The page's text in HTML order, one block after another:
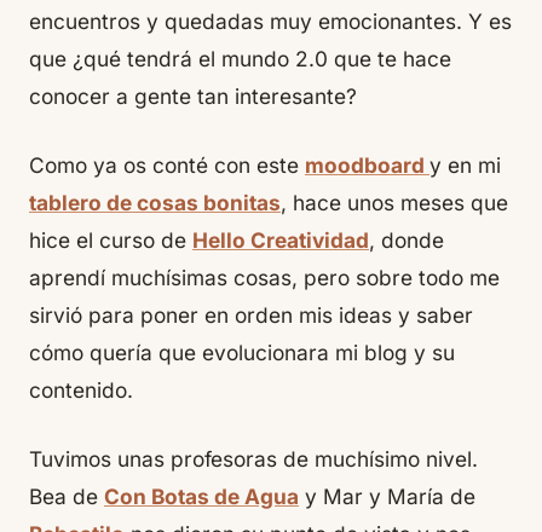
encuentros y quedadas muy emocionantes. Y es
que ¿qué tendrá el mundo 2.0 que te hace
conocer a gente tan interesante?
Como ya os conté con este moodboard y en mi
tablero de cosas bonitas, hace unos meses que
hice el curso de Hello Creatividad, donde
aprendí muchísimas cosas, pero sobre todo me
sirvió para poner en orden mis ideas y saber
cómo quería que evolucionara mi blog y su
contenido.
Tuvimos unas profesoras de muchísimo nivel.
Bea de Con Botas de Agua y Mar y María de